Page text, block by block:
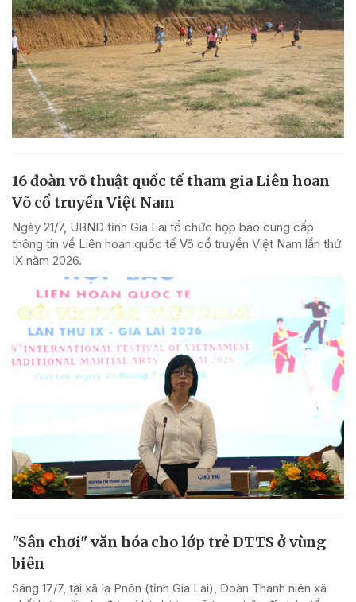
16 đoàn võ thuật quốc tế tham gia Liên hoan
Võ cổ truyền Việt Nam
Ngày 21/7, UBND tỉnh Gia Lai tổ chức họp báo cung cấp
thông tin về Liên hoan quốc tế Võ cổ truyền Việt Nam lần thứ
IX năm 2026.
"Sân chơi" văn hóa cho lớp trẻ DTTS ở vùng
biên
Sáng 17/7, tại xã Ia Pnôn (tỉnh Gia Lai), Đoàn Thanh niên xã